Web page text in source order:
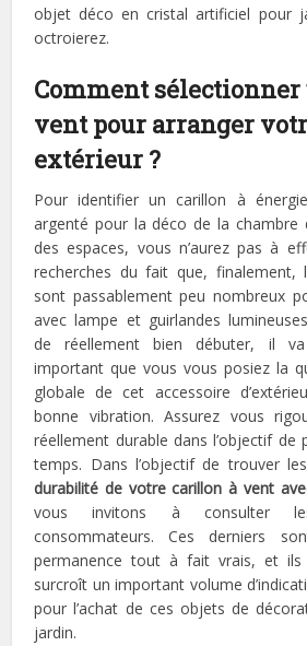
objet déco en cristal artificiel pour
octroierez.
Comment
vent pour arranger
extérieur ?
Pour identifier un carillon à
argenté pour la déco de la chambre
des espaces, vous n’aurez pas à
recherches du fait que, finalement,
sont passablement peu nombreux
avec lampe et guirlandes
de réellement bien débuter, il
important que vous vous posiez la
globale de cet accessoire
bonne vibration. Assurez vous
réellement durable dans l’objectif de
temps. Dans l’objectif de trouver
durabilité de votre carillon à vent
vous invitons à consulter
consommateurs. Ces derniers
permanence tout à fait vrais, et ils
surcroît un important volume
pour l’achat de ces objets de
jardin.